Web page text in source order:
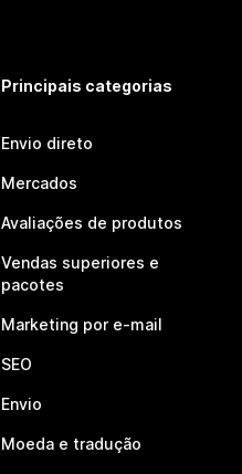
Principais categorias
Envio direto
Mercados
Avaliações de produtos
Vendas superiores e
pacotes
Marketing por e-mail
SEO
Envio
Moeda e tradução